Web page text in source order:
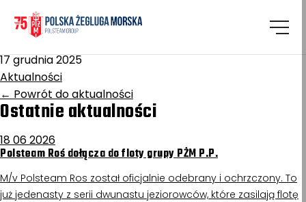
Homepage
Powstaniec Styczniowy
17 grudnia 2025
Aktualności
← Powrót do aktualności
Ostatnie aktualności
18 06 2026
Polsteam Roś dołącza do floty grupy PŻM P.P.
M/v Polsteam Ros został oficjalnie odebrany i ochrzczony. To
już jedenasty z serii dwunastu jeziorowców, które zasilają flotę